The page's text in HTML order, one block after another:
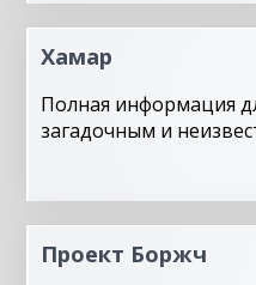
Хамар
Полная информация
загадочным и
Проект Боржч